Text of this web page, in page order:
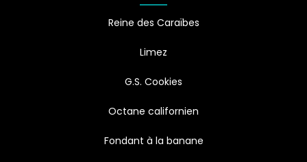
Reine des Caraïbes
Limez
G.S. Cookies
Octane californien
Fondant à la banane